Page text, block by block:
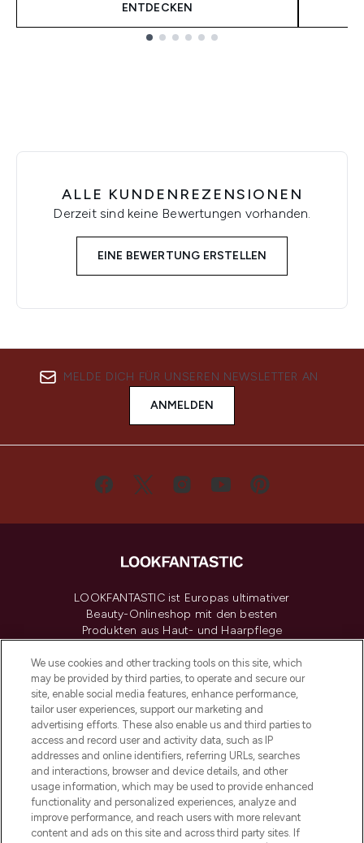
ENTDECKEN
ALLE KUNDENREZENSIONEN
Derzeit sind keine Bewertungen vorhanden.
EINE BEWERTUNG ERSTELLEN
MELDE DICH FÜR UNSEREN NEWSLETTER AN
ANMELDEN
LOOKFANTASTIC ist Europas ultimativer
Beauty-Onlineshop mit den besten
Produkten aus Haut- und Haarpflege
renommierten Marken. Shoppe online
oder über die App mit kostenloser
Lieferung ab einem Einkaufswert von 30€.
Cookie-Einwilligung
Do Not Sell or Share My Personal
Information
HILFE & INFORMATION
We use cookies and other tracking tools on this site, which
may be provided by third parties, to operate and secure our
site, enable social media features, enhance performance,
tailor user experiences, support our marketing and
advertising efforts. These also enable us and third parties to
access and record user and activity data, such as IP
addresses and online identifiers, referring URLs, searches
and interactions, browser and device details, and other
usage information, which may be used to provide enhanced
functionality and personalized experiences, analyze and
improve performance, and reach users with more relevant
content and ads on this site and across third party sites. If